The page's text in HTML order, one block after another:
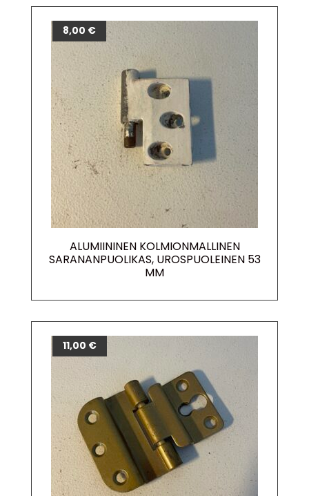
ALUMIININEN KOLMIONMALLINEN
SARANANPUOLIKAS, UROSPUOLEINEN 53
MM
8,00 €
11,00 €